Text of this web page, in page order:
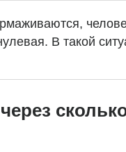
В такой